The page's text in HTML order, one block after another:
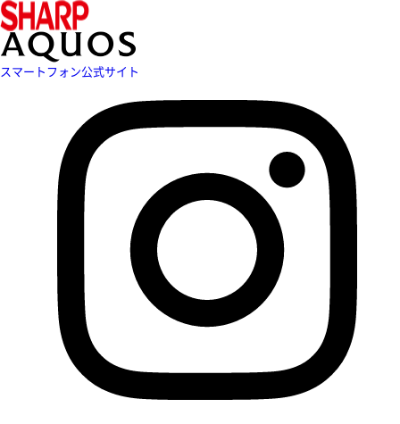
スマートフォン公式サイト